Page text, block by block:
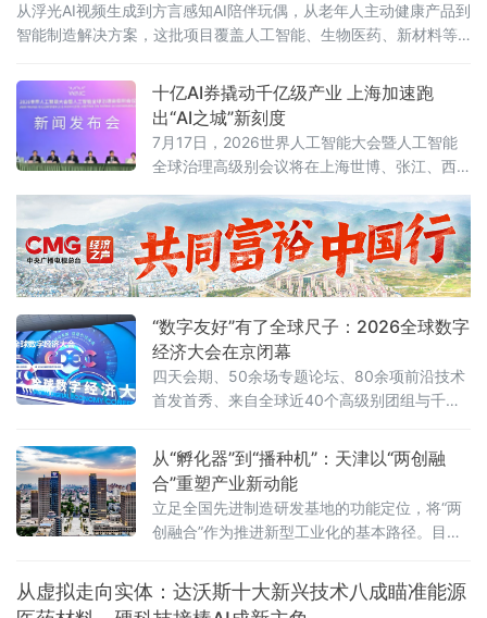
从浮光AI视频生成到方言感知AI陪伴玩偶，从老年人主动健康产品到
智能制造解决方案，这批项目覆盖人工智能、生物医药、新材料等
室里一个“
十亿AI券撬动千亿级产业 上海加速跑
出“AI之城”新刻度
7月17日，2026世界人工智能大会暨人工智能
全球治理高级别会议将在上海世博、张江、西
工智能企业动作频频——7月13日，阶跃星辰发
布全球首个大模型原生终端品牌STEPX及
StepAOS；同日，东方算芯首颗软件定义近存
计算3D AI芯片DF1000全球首发。密集的成果
质展露无遗。产业规模
“数字友好”有了全球尺子：2026全球数字
经济大会在京闭幕
四天会期、50余场专题论坛、80余项前沿技术
首发首秀、来自全球近40个高级别团组与千余
数字盛宴的规模与热度。“数字友好”从理念走向
标尺大会最具里程碑意义的一幕，发生在7月2
日下午的主论坛“数字友好城市建设全球对
从“孵化器”到“播种机”：天津以“两创融
合”重塑产业新动能
立足全国先进制造研发基地的功能定位，将“两
创融合”作为推进新型工业化的基本路径。目
30%以上。
从虚拟走向实体：达沃斯十大新兴技术八成瞄准能源